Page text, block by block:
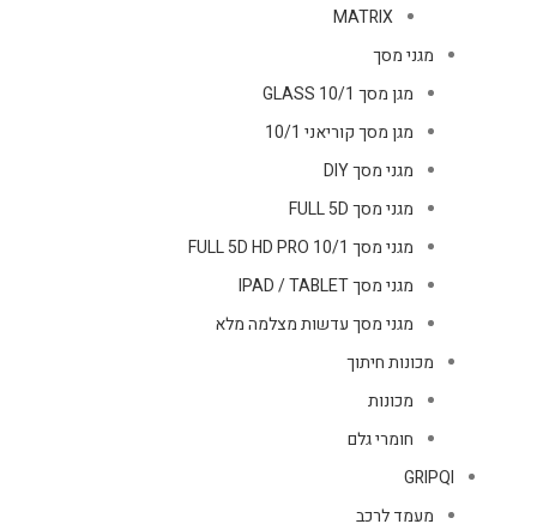
MATRIX
מגני מסך
מגן מסך GLASS 10/1
מגן מסך קוריאני 10/1
מגני מסך DIY
מגני מסך FULL 5D
מגני מסך FULL 5D HD PRO 10/1
מגני מסך IPAD / TABLET
מגני מסך עדשות מצלמה מלא
מכונות חיתוך
מכונות
חומרי גלם
GRIPQI
מעמד לרכב